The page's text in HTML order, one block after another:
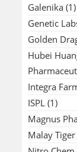
Galenika (1)
Genetic
Golden
Hubei
Integra
ISPL (1)
Magnus
Malay Tiger